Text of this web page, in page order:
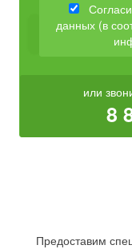
данных (в
или
8
Предоставим